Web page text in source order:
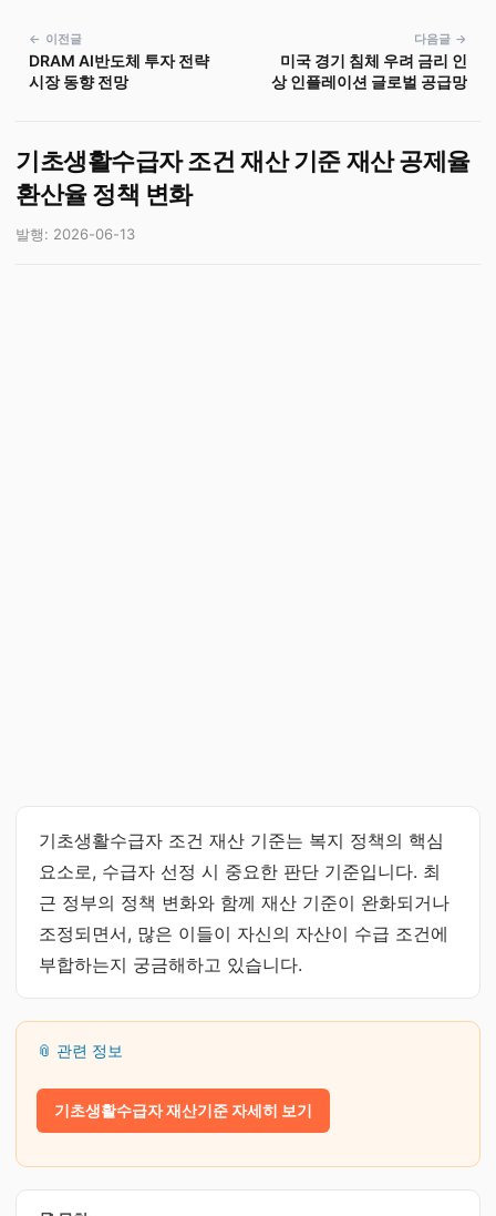
← 이전글
DRAM AI반도체 투자 전략
시장 동향 전망
다음글 →
미국 경기 침체 우려 금리 인
상 인플레이션 글로벌 공급망
기초생활수급자 조건 재산 기준 재산 공제율
환산율 정책 변화
발행: 2026-06-13
기초생활수급자 조건 재산 기준는 복지 정책의 핵심
요소로, 수급자 선정 시 중요한 판단 기준입니다. 최
근 정부의 정책 변화와 함께 재산 기준이 완화되거나
조정되면서, 많은 이들이 자신의 자산이 수급 조건에
부합하는지 궁금해하고 있습니다.
📎 관련 정보
기초생활수급자 재산기준 자세히 보기